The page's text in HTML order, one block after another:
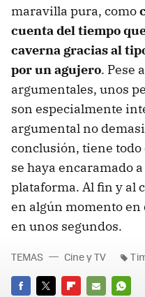
maravilla pura, como
cuenta del tiempo
caverna gracias al
por un agujero. Pese
argumentales, unos
son especialmente
argumental no
conclusión, tiene
se haya encaramado
plataforma. Al fin y al
en algún momento en
en unos segundos.
TEMAS Cine y TV